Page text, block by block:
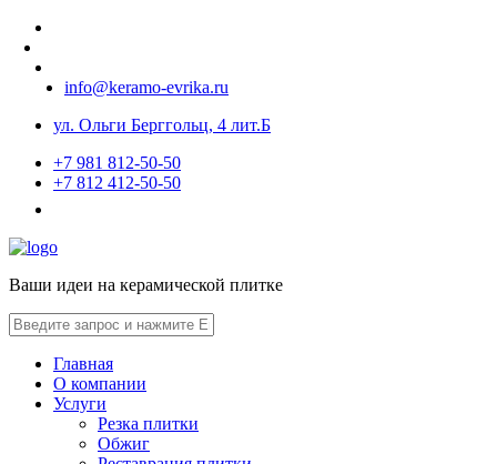
info@keramo-evrika.ru
ул. Ольги Берггольц, 4 лит.Б
+7 981 812-50-50
+7 812 412-50-50
Ваши идеи на керамической плитке
Главная
О компании
Услуги
Резка плитки
Обжиг